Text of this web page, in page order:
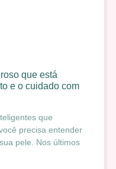
que está
e o cuidado com
que
precisa entender
pele. Nos últimos